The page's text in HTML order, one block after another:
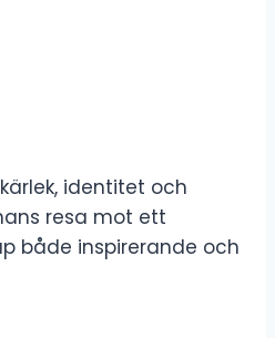
identitet och
resa mot ett
både inspirerande och